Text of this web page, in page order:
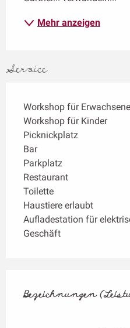
Mehr anzeigen
Service
Workshop für Erwachsene
Workshop für Kinder
Picknickplatz
Bar
Parkplatz
Restaurant
Toilette
Haustiere erlaubt
Aufladestation für
Geschäft
Bezeichnungen
Bezeichnungen